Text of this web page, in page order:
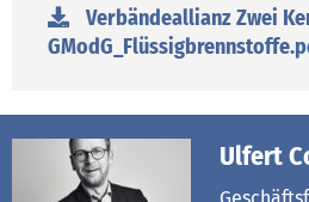
Verbändeallianz Zwei
Ulfert